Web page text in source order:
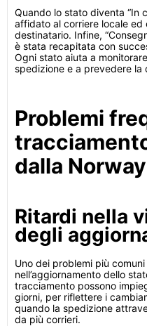
Quando lo stato diventa “In
affidato al corriere locale ed
destinatario. Infine,
è stata recapitata con
Ogni stato aiuta a
spedizione e a prevedere la
Problemi
dalla Norway
Ritardi nella
degli
Uno dei problemi più
nell’aggiornamento dello
tracciamento possono
giorni, per riflettere i
quando la spedizione
da più corrieri.